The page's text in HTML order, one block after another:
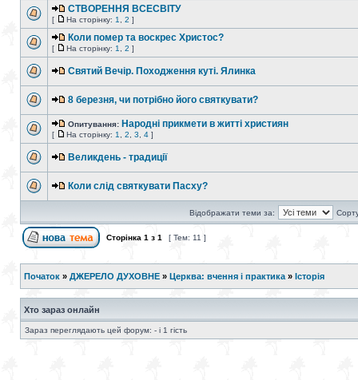
СТВОРЕННЯ ВСЕСВІТУ
[ На сторінку: 1 2 ]
Коли помер та воскрес Христос?
[ На сторінку: 1 2 ]
Святий Вечір. Походження куті. Ялинка
8 березня, чи потрібно його святкувати?
Опитування: Народні прикмети в житті християн
[ На сторінку: 1 2 3 4 ]
Великдень - традиції
Коли слід святкувати Пасху?
Відображати теми за:
Сторінка 1 з 1 [ Тем: 11 ]
Початок » ДЖЕРЕЛО ДУХОВНЕ » Церква: вчення і практика » Історія
Хто зараз онлайн
Зараз переглядають цей форум: - і 1 гість